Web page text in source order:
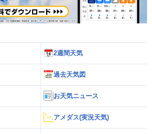
2週間天気
過去天気図
お天気ニュース
アメダス(実況天気)